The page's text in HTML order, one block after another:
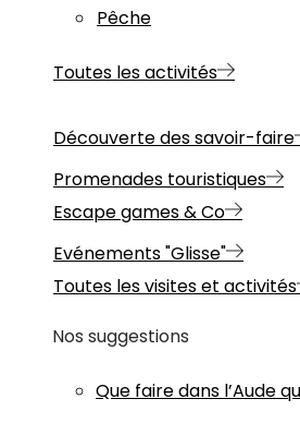
Pêche
Toutes les activités
Découverte des savoir-faire
Promenades touristiques
Escape games & Co
Evénements "Glisse"
Toutes les visites et activités
Nos suggestions
Que faire dans l’Aude